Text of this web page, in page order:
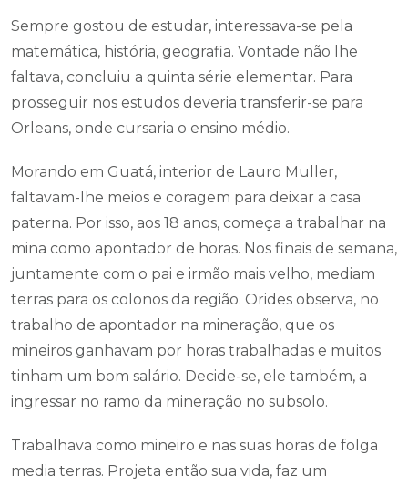
Sempre gostou de estudar, interessava-se pela
matemática, história, geografia. Vontade não lhe
faltava, concluiu a quinta série elementar. Para
prosseguir nos estudos deveria transferir-se para
Orleans, onde cursaria o ensino médio.
Morando em Guatá, interior de Lauro Muller,
faltavam-lhe meios e coragem para deixar a casa
paterna. Por isso, aos 18 anos, começa a trabalhar na
mina como apontador de horas. Nos finais de semana,
juntamente com o pai e irmão mais velho, mediam
terras para os colonos da região. Orides observa, no
trabalho de apontador na mineração, que os
mineiros ganhavam por horas trabalhadas e muitos
tinham um bom salário. Decide-se, ele também, a
ingressar no ramo da mineração no subsolo.
Trabalhava como mineiro e nas suas horas de folga
media terras. Projeta então sua vida, faz um